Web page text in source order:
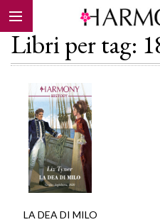
EBOOK
Calendario
Libri per tag:
LA DEA DI MILO